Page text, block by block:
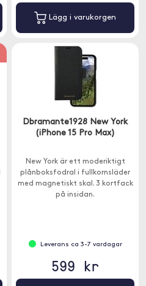
Lägg i varukorgen
Dbramante1928 New York
(iPhone 15 Pro Max)
New York är ett moderiktigt
plånboksfodral i fullkornsläder
med magnetiskt skal. 3 kortfack
på insidan.
Leverans ca 3-7 vardagar
599 kr